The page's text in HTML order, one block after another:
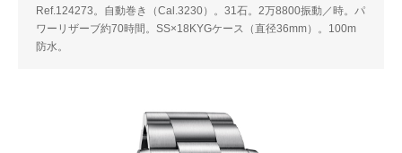
Ref.124273。自動巻き（Cal.3230）。31石。2万8800振動／時。パ
ワーリザーブ約70時間。SS×18KYGケース（直径36mm）。100m
防水。